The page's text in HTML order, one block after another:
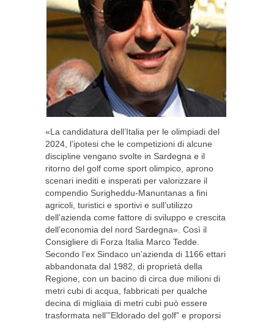
«La candidatura dell’Italia per le olimpiadi del
2024, l’ipotesi che le competizioni di alcune
discipline vengano svolte in Sardegna e il
ritorno del golf come sport olimpico, aprono
scenari inediti e insperati per valorizzare il
compendio Surigheddu-Manuntanas a fini
agricoli, turistici e sportivi e sull’utilizzo
dell’azienda come fattore di sviluppo e crescita
dell’economia del nord Sardegna». Così il
Consigliere di Forza Italia Marco Tedde.
Secondo l’ex Sindaco un’azienda di 1166 ettari
abbandonata dal 1982, di proprietà della
Regione, con un bacino di circa due milioni di
metri cubi di acqua, fabbricati per qualche
decina di migliaia di metri cubi può essere
trasformata nell’”Eldorado del golf” e proporsi